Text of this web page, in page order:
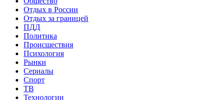
Отдых в России
Отдых за границей
ПДД
Политика
Происшествия
Психология
Рынки
Сериалы
Спорт
ТВ
Технологии